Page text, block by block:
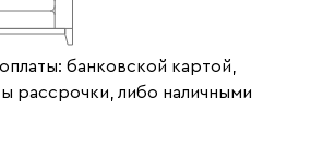
банковской картой,
рассрочки, либо наличными